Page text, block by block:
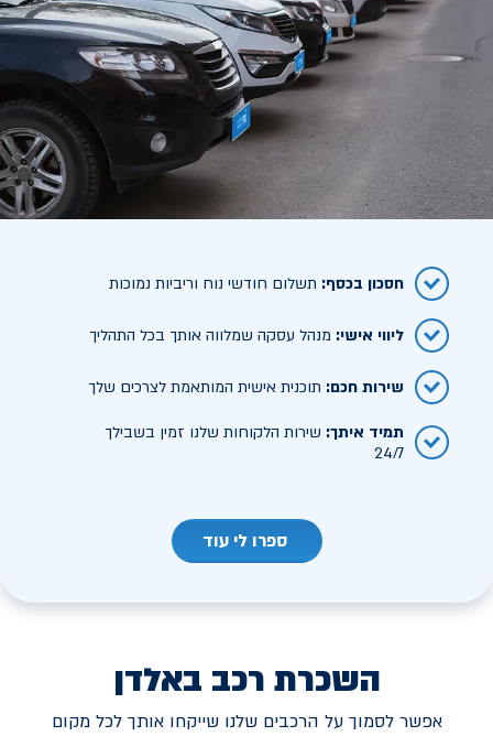
חסכון בכסף: תשלום חודשי נוח וריביות נמוכות
ליווי אישי: מנהל עסקה שמלווה אותך בכל התהליך
שירות חכם: תוכנית אישית המותאמת לצרכים שלך
תמיד איתך: שירות הלקוחות שלנו זמין בשבילך
24/7
ספרו לי עוד
השכרת רכב באלדן
אפשר לסמוך על הרכבים שלנו שייקחו אותך לכל מקום